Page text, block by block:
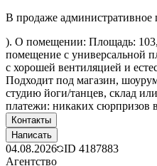
В продаже
). О помещении: Площадь:
помещение с универсальной
с хорошей вентиляцией и
Подходит под магазин,
студию йоги/танцев, склад
платежи: никаких сюрпризов
Контакты
Написать
04.08.2026 ID 4187883
Агентство